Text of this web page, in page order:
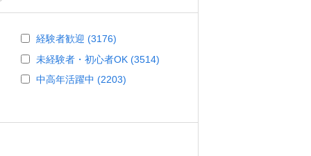
経験者歓迎 (3176)
未経験者・初心者OK (3514)
中高年活躍中 (2203)